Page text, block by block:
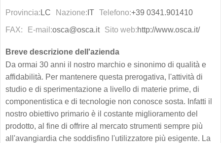
Provincia: LC Nazione: IT Telefono:+39 0341.901410
FAX: E-mail:osca@osca.it Sito web:http://www.osca.it/
Breve descrizione dell'azienda
Da ormai 30 anni il nostro marchio e sinonimo di qualità e
affidabilità. Per mantenere questa prerogativa, l'attività di
studio e di sperimentazione a livello di materie prime, di
componentistica e di tecnologie non conosce sosta. Infatti il
nostro obiettivo primario è il costante miglioramento del
prodotto, al fine di offrire al mercato strumenti sempre più
all'avangiardia che soddisfino l'utilizzatore più esigente. La